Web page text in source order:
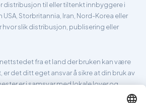
distribusjon til eller tiltenkt innbyggere i
Storbritannia, Iran, Nord-Korea eller
hvor slik distribusjon, publisering eller
fra et land der bruken kan være
det ditt eget ansvar å sikre at din bruk av
er i samsvar med lokale lover og
garanterer ikke at informasjonen som er